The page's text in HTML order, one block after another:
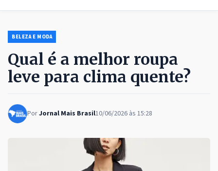
BELEZA E MODA
Qual é a melhor roupa
leve para clima quente?
PorJornal Mais Brasil10/06/2026 às 15:28